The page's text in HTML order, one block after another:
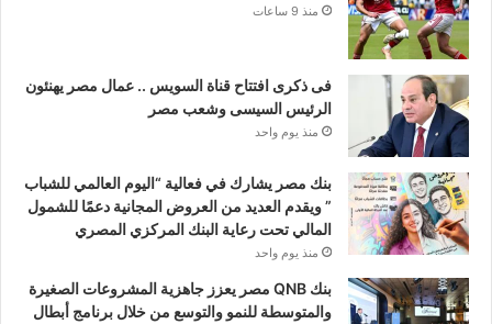
منذ 9 ساعات
فى ذكرى افتتاح قناة السويس .. عمال مصر يهنئون
الرئيس السيسى وشعب مصر
منذ يوم واحد
بنك مصر يشارك في فعالية “اليوم العالمي للشباب
” ويقدم العديد من العروض المجانية دعمًا للشمول
المالي تحت رعاية البنك المركزي المصري
منذ يوم واحد
بنك QNB مصر يعزز جاهزية المشروعات الصغيرة
والمتوسطة للنمو والتوسع من خلال برنامج أبطال